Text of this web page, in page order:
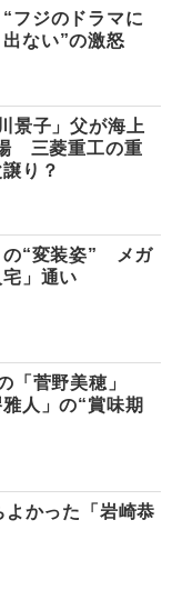
フジのドラマに
ない”の激怒
景子」父が海上
三菱重工の重
り？
の“変装姿” メガ
」通い
「菅野美穂」
人」の“賞味期
かった「岩崎恭